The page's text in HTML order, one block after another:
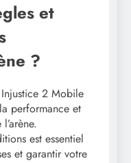
et
?
Injustice 2 Mobile
performance et
est essentiel
et garantir votre